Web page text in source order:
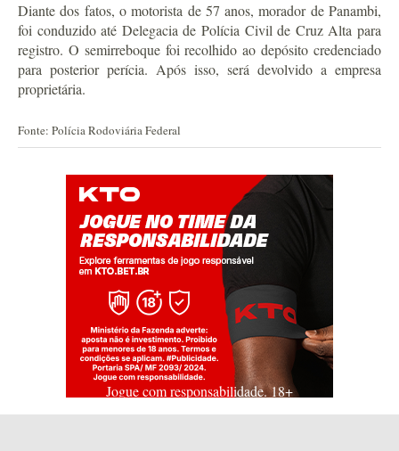
Diante dos fatos, o motorista de 57 anos, morador de Panambi,
foi conduzido até Delegacia de Polícia Civil de Cruz Alta para
registro. O semirreboque foi recolhido ao depósito credenciado
para posterior perícia. Após isso, será devolvido a empresa
proprietária.
Fonte: Polícia Rodoviária Federal
Jogue com responsabilidade. 18+